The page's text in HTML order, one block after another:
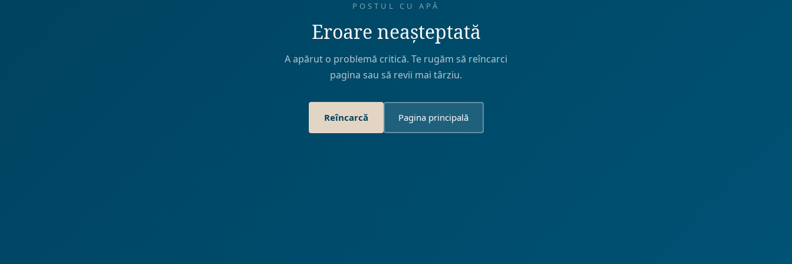
POSTUL CU APĂ
Eroare neașteptată
A apărut o problemă critică. Te rugăm să reîncarci
pagina sau să revii mai târziu.
Reîncarcă Pagina principală